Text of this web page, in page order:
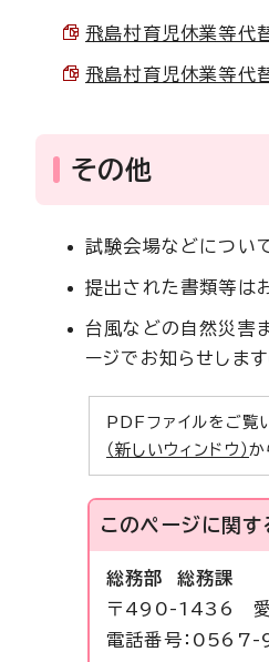
飛島村育児休業等代
飛島村育児休業等代
その他
試験会場などについ
提出された書類等は
台風などの自然災害
ージでお知らせしま
PDFファイルをご覧
（新しいウィンドウ）か
このページに関す
総務部 総務課
〒490-1436 愛
電話番号：